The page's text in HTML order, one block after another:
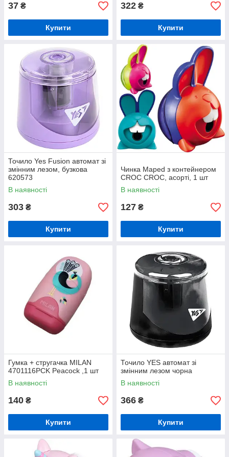
37 ₴
Купити
322 ₴
Купити
Точило Yes Fusion автомат зі
змінним лезом, бузкова
620573
В наявності
303 ₴
Купити
Чинка Maped з контейнером
CROC CROC, асорті, 1 шт
В наявності
127 ₴
Купити
Гумка + стругачка MILAN
4701116PCK Peacock ,1 шт
В наявності
140 ₴
Купити
Точило YES автомат зі
змінним лезом чорна
В наявності
366 ₴
Купити